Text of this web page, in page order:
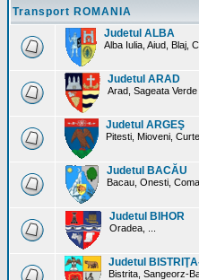
Transport ROMANIA
Judetul ALBA
Alba Iulia, Aiud, Blaj,
Judetul ARAD
Arad, Sageata
Judetul ARGEŞ
Pitesti, Mioveni,
Judetul BACĂU
Bacau, Onesti,
Judetul BIHOR
Oradea, ...
Judetul
Bistrita, Sangeorz-